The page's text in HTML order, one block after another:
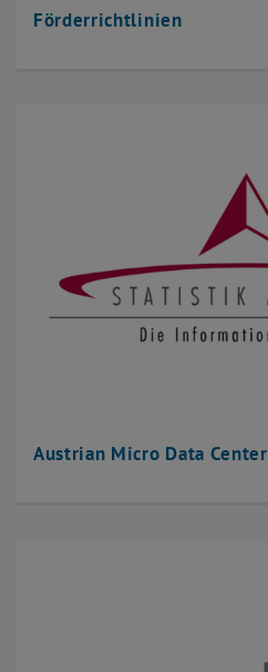
Förderrichtlinien
Austrian Micro Data Center